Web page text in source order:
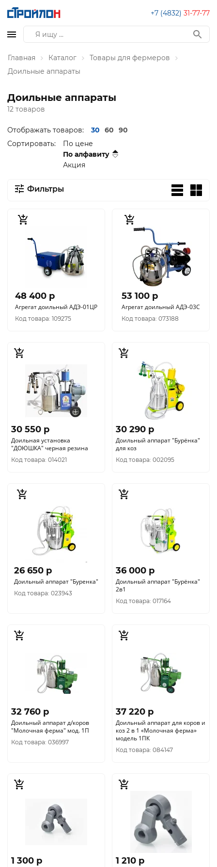
+7 (4832) 31-77-77
Главная Каталог
Товары для фермеров
Доильные аппараты
Доильные аппараты
12 товаров
Отображать товаров: 30 60
90
Сортировать:
По цене
По алфавиту
Акция
Фильтры
48 400 p
Агрегат доильный АДЭ-01ЦР
Код товара: 109275
53 100 p
Агрегат доильный АДЭ-03С
Код товара: 073188
30 550 p
Доильная установка
"ДОЮШКА" черная резина
Код товара: 014021
30 290 p
Доильный аппарат "Бурёнка"
для коз
Код товара: 002095
26 650 p
Доильный аппарат "Буренка"
Код товара: 023943
36 000 p
Доильный аппарат "Бурёнка"
2в1
Код товара: 017164
32 760 p
Доильный аппарат д/коров
"Молочная ферма" мод. 1П
Код товара: 036997
37 220 p
Доильный аппарат для коров и
коз 2 в 1 «Молочная ферма»
модель 1ПК
Код товара: 084147
1 300 p 1 210 p